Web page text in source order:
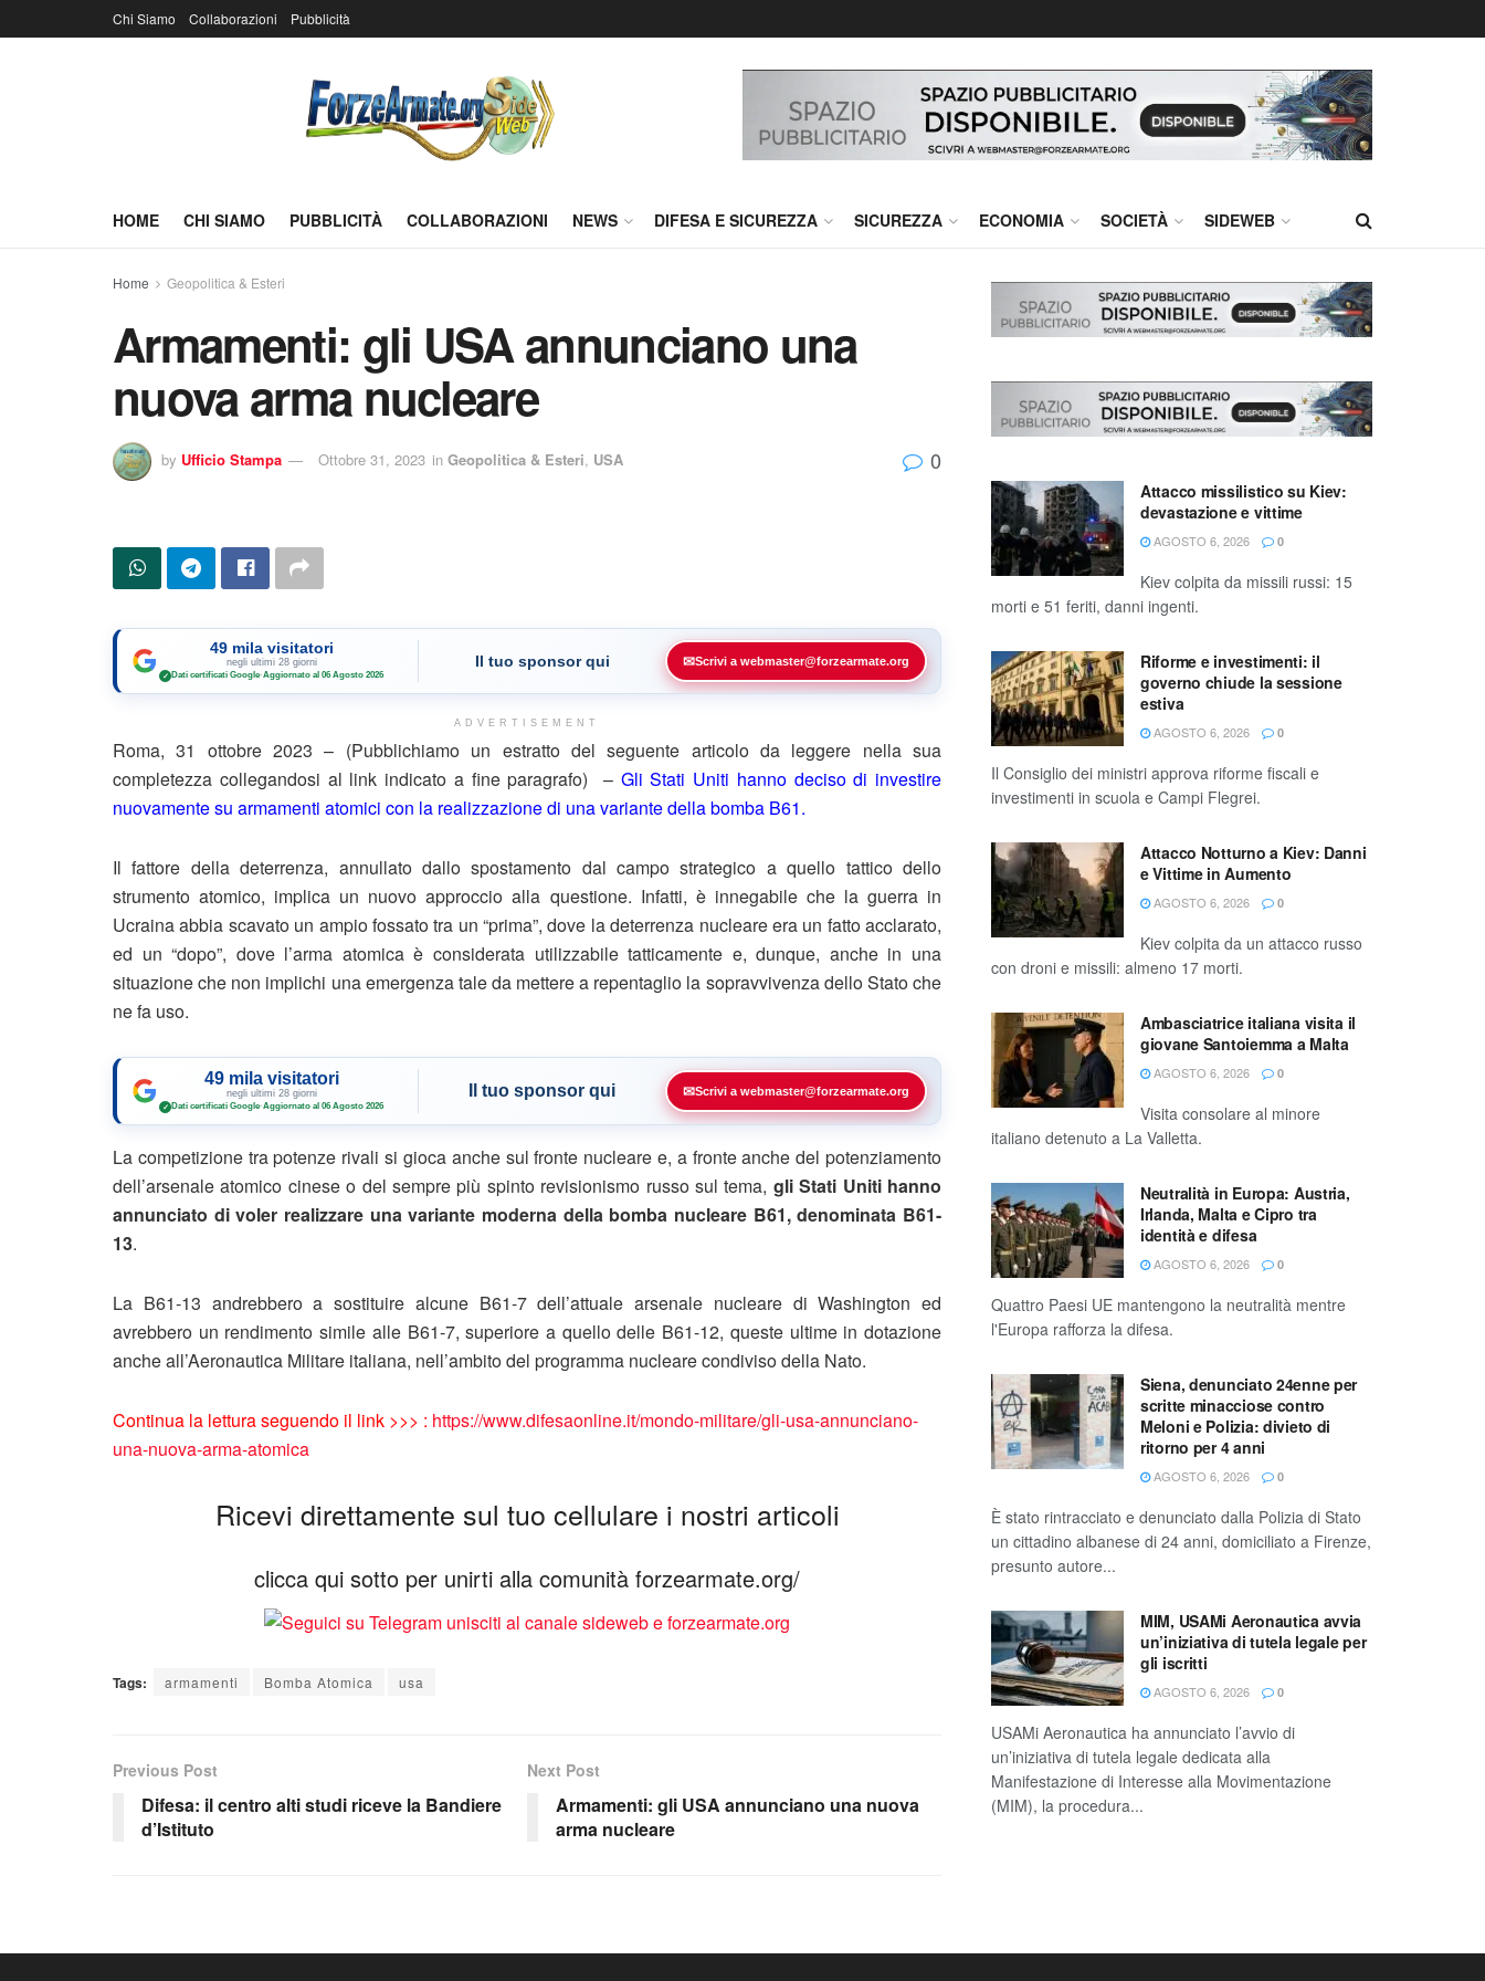
Chi Siamo Collaborazioni Pubblicità
HOME CHI SIAMO PUBBLICITÀ COLLABORAZIONI NEWS DIFESA E SICUREZZA SICUREZZA ECONOMIA SOCIETÀ SIDEWEB
Home Geopolitica & Esteri
Armamenti: gli USA annunciano una
nuova arma nucleare
by Ufficio Stampa Ottobre 31, 2023 in Geopolitica & Esteri, USA 0
49 mila visitatori
negli ultimi 28 giorni
✓ Dati certificati Google·Aggiornato al 06 Agosto 2026
Il tuo sponsor qui ✉Scrivi a webmaster@forzearmate.org
ADVERTISEMENT
Roma, 31 ottobre 2023 – (Pubblichiamo un estratto del seguente articolo da leggere nella sua
completezza collegandosi al link indicato a fine paragrafo) – Gli Stati Uniti hanno deciso di investire
nuovamente su armamenti atomici con la realizzazione di una variante della bomba B61.
Il fattore della deterrenza, annullato dallo spostamento dal campo strategico a quello tattico dello
strumento atomico, implica un nuovo approccio alla questione. Infatti, è innegabile che la guerra in
Ucraina abbia scavato un ampio fossato tra un “prima”, dove la deterrenza nucleare era un fatto acclarato,
ed un “dopo”, dove l’arma atomica è considerata utilizzabile tatticamente e, dunque, anche in una
situazione che non implichi una emergenza tale da mettere a repentaglio la sopravvivenza dello Stato che
ne fa uso.
49 mila visitatori
negli ultimi 28 giorni
✓ Dati certificati Google·Aggiornato al 06 Agosto 2026
Il tuo sponsor qui ✉Scrivi a webmaster@forzearmate.org
La competizione tra potenze rivali si gioca anche sul fronte nucleare e, a fronte anche del potenziamento
dell’arsenale atomico cinese o del sempre più spinto revisionismo russo sul tema, gli Stati Uniti hanno
annunciato di voler realizzare una variante moderna della bomba nucleare B61, denominata B61-
13.
La B61-13 andrebbero a sostituire alcune B61-7 dell’attuale arsenale nucleare di Washington ed
avrebbero un rendimento simile alle B61-7, superiore a quello delle B61-12, queste ultime in dotazione
anche all’Aeronautica Militare italiana, nell’ambito del programma nucleare condiviso della Nato.
Continua la lettura seguendo il link >>> : https://www.difesaonline.it/mondo-militare/gli-usa-annunciano-
una-nuova-arma-atomica
Ricevi direttamente sul tuo cellulare i nostri articoli
clicca qui sotto per unirti alla comunità forzearmate.org/
Tags: armamenti Bomba Atomica usa
Previous Post
Difesa: il centro alti studi riceve la Bandiere
d’Istituto
Next Post
Armamenti: gli USA annunciano una nuova
arma nucleare
Attacco missilistico su Kiev:
devastazione e vittime
AGOSTO 6, 2026 0
Kiev colpita da missili russi: 15
morti e 51 feriti, danni ingenti.
Riforme e investimenti: il
governo chiude la sessione
estiva
AGOSTO 6, 2026 0
Il Consiglio dei ministri approva riforme fiscali e
investimenti in scuola e Campi Flegrei.
Attacco Notturno a Kiev: Danni
e Vittime in Aumento
AGOSTO 6, 2026 0
Kiev colpita da un attacco russo
con droni e missili: almeno 17 morti.
Ambasciatrice italiana visita il
giovane Santoiemma a Malta
AGOSTO 6, 2026 0
Visita consolare al minore
italiano detenuto a La Valletta.
Neutralità in Europa: Austria,
Irlanda, Malta e Cipro tra
identità e difesa
AGOSTO 6, 2026 0
Quattro Paesi UE mantengono la neutralità mentre
l'Europa rafforza la difesa.
Siena, denunciato 24enne per
scritte minacciose contro
Meloni e Polizia: divieto di
ritorno per 4 anni
AGOSTO 6, 2026 0
È stato rintracciato e denunciato dalla Polizia di Stato
un cittadino albanese di 24 anni, domiciliato a Firenze,
presunto autore...
MIM, USAMi Aeronautica avvia
un’iniziativa di tutela legale per
gli iscritti
AGOSTO 6, 2026 0
USAMi Aeronautica ha annunciato l’avvio di
un’iniziativa di tutela legale dedicata alla
Manifestazione di Interesse alla Movimentazione
(MIM), la procedura...